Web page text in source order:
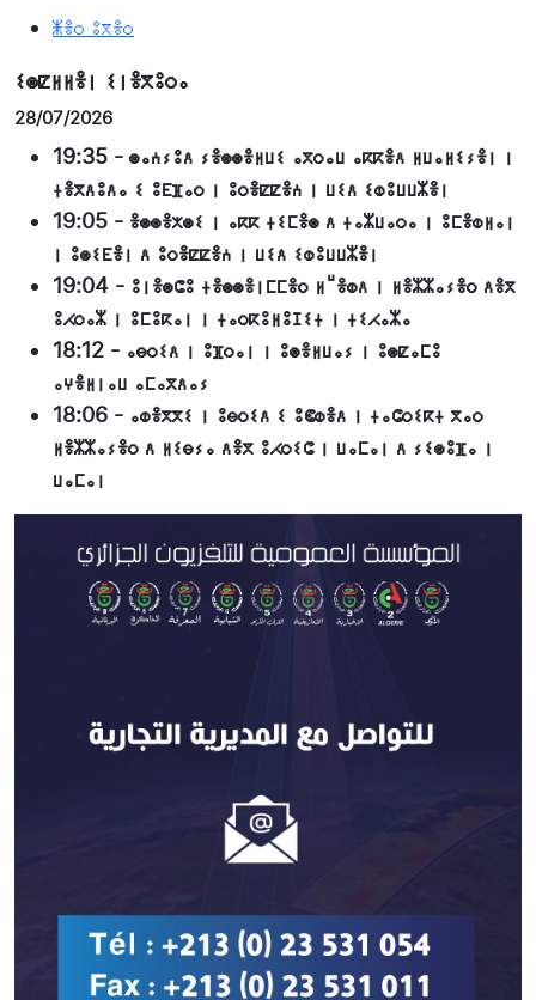
ⵥⴻⵔ ⵓⴳⴻⵔ
ⵉⵙⵇⵍⵍⴻⵏ ⵉⵏⴻⴳⵓⵔⴰ
28/07/2026
19:35 - ⵙⴰⵄⵢⵓⴷ ⵢⴻⵙⵙⴻⵍⵡⵉ ⴰⴳⵔⴰⵡ ⴰⴽⴽⴻⴷ ⵍⵡⴰⵍⵉⵢⴻⵏ ⵏ
ⵜⴻⴳⴷⵓⴷⴰ ⵉ ⵓⴹⴼⴰⵔ ⵏ ⵓⵔⴻⵇⵇⴻⵄ ⵏ ⵡⵉⴷ ⵉⵀⵓⵡⵡⵣⴻⵏ
19:05 - ⴻⵙⵙⴻⵅⵙⵉ ⵏ ⴰⴽⴽ ⵜⵉⵎⴻⵙ ⴷ ⵜⴰⵣⵡⴰⵔⴰ ⵏ ⵓⵎⴻⵀⵍⴰⵏ
ⵏ ⵓⵙⵉⴹⴻⵏ ⴷ ⵓⵔⴻⵇⵇⴻⵄ ⵏ ⵡⵉⴷ ⵉⵀⵓⵡⵡⵣⴻⵏ
19:04 - ⵓⵏⴻⵙⵛⵓ ⵜⴻⵙⵙⴻⵏⵎⵎⴻⵔ ⵍⵯⴻⵀⴷ ⵏ ⵍⴻⵣⵣⴰⵢⴻⵔ ⴷⴻⴳ
ⵓⵃⵔⴰⵣ ⵏ ⵓⵎⵓⴽⴰⵏ ⵏ ⵜⴰⵔⴽⵓⵍⵓⵊⵉⵜ ⵏ ⵜⵉⵃⴰⵣⴰ
18:12 - ⴰⴱⵔⵉⴷ ⵏ ⵓⴼⵔⴰⵏ ⵏ ⵓⵙⴻⵍⵡⴰⵢ ⵏ ⵓⵙⵇⴰⵎⵓ
ⴰⵖⴻⵍⵏⴰⵡ ⴰⵎⴰⴳⴷⴰⵢ
18:06 - ⴰⵀⴻⴳⴳⵉ ⵏ ⵓⴱⵔⵉⴷ ⵉ ⵓⵞⵀⴻⴷ ⵏ ⵜⴰⵛⵔⵉⴽⵜ ⴳⴰⵔ
ⵍⴻⵣⵣⴰⵢⴻⵔ ⴷ ⵍⵉⴱⵢⴰ ⴷⴻⴳ ⵓⵃⵔⵉⵛ ⵏ ⵡⴰⵎⴰⵏ ⴷ ⵢⵉⵙⵓⴼⴰ ⵏ
ⵡⴰⵎⴰⵏ